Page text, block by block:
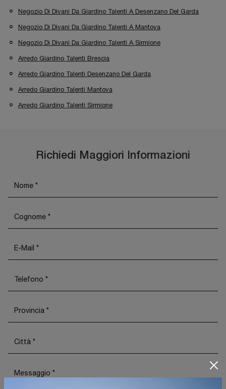
Negozio Di Divani Da Giardino Talenti A Desenzano Del Garda
Negozio Di Divani Da Giardino Talenti A Mantova
Negozio Di Divani Da Giardino Talenti A Sirmione
Arredo Giardino Talenti Brescia
Arredo Giardino Talenti Desenzano Del Garda
Arredo Giardino Talenti Mantova
Arredo Giardino Talenti Sirmione
Richiedi Maggiori Informazioni